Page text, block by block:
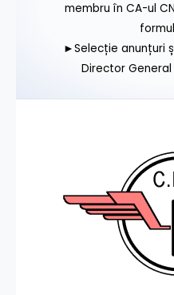
membru în CA-ul
►Selecție anunțuri
Director